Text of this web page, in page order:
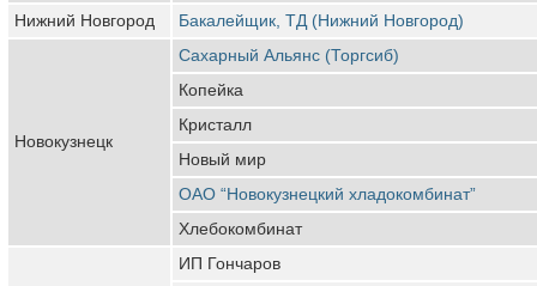
Нижний Новгород
Бакалейщик, ТД (Нижний Новгород)
Новокузнецк
Сахарный Альянс (Торгсиб)
Копейка
Кристалл
Новый мир
ОАО “Новокузнецкий хладокомбинат”
Хлебокомбинат
ИП Гончаров